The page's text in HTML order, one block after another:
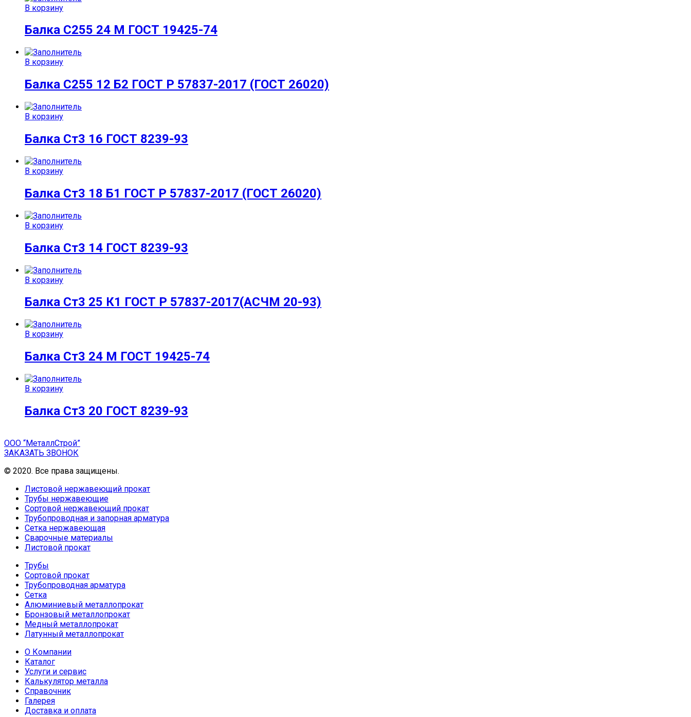
В корзину
Балка С255 24 М ГОСТ 19425-74
В корзину
Балка С255 12 Б2 ГОСТ Р 57837-2017 (ГОСТ 26020)
В корзину
Балка Ст3 16 ГОСТ 8239-93
В корзину
Балка Ст3 18 Б1 ГОСТ Р 57837-2017 (ГОСТ 26020)
В корзину
Балка Ст3 14 ГОСТ 8239-93
В корзину
Балка Ст3 25 К1 ГОСТ Р 57837-2017(АСЧМ 20-93)
В корзину
Балка Ст3 24 М ГОСТ 19425-74
В корзину
Балка Ст3 20 ГОСТ 8239-93
ООО “МеталлСтрой”
ЗАКАЗАТЬ ЗВОНОК
© 2020. Все права защищены.
Листовой нержавеющий прокат
Трубы нержавеющие
Сортовой нержавеющий прокат
Трубопроводная и запорная арматура
Сетка нержавеющая
Сварочные материалы
Листовой прокат
Трубы
Сортовой прокат
Трубопроводная арматура
Сетка
Алюминиевый металлопрокат
Бронзовый металлопрокат
Медный металлопрокат
Латунный металлопрокат
О Компании
Каталог
Услуги и сервис
Калькулятор металла
Справочник
Галерея
Доставка и оплата